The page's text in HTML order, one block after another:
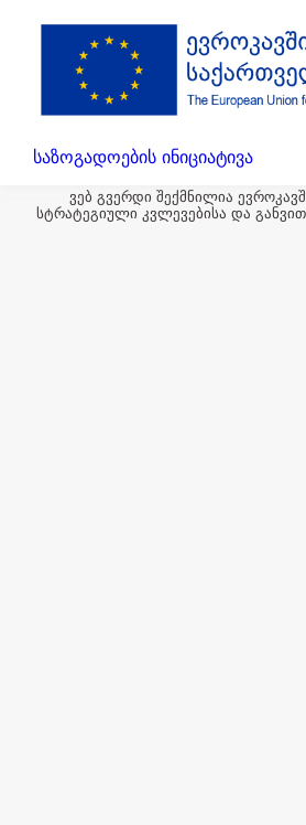
საზოგადოების ინიციატივა
ვებ გვერდი შექმნილია
სტრატეგიული კვლევებისა და